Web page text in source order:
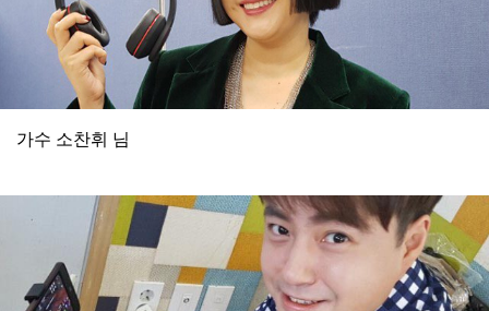
가수 소찬휘 님